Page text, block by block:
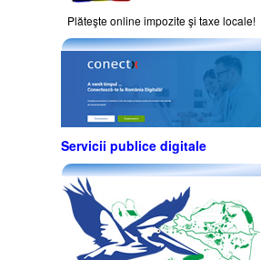
Plăteşte online impozite şi taxe locale!
Servicii publice digitale